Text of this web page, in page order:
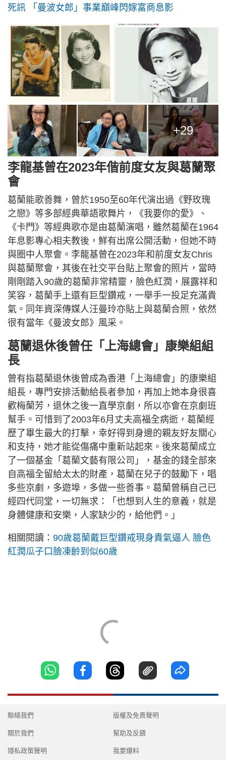
死訊 「曼波女郎」事業巔峰閃嫁富商息影
+29
李龍基曾在2023年偕前度女友與葛蘭聚
會
葛蘭能歌善舞，曾於1950至60年代演出過《野玫瑰
之戀》等多部經典華語歌舞片，《我要你的愛》、
《卡門》等經典歌亦是由葛蘭演唱，雖然葛蘭在1964
年息影專心相夫教後，鮮有出席公開活動，但她不時
與圈中人聚會。李龍基曾在2023年和前度女友Chris
與葛蘭聚會，其後在社交平台貼上聚會的照片，當時
剛剛踏入90歲的葛蘭非常精靈，臉色紅潤，展露祥和
笑容，葛蘭手上還有巨型鑽戒，一舉手一投足充滿貴
氣。同年資深傳媒人汪曼玲亦貼上與葛蘭合照，依然
很有當年《曼波女郎》風采。
葛蘭退休後曾任「上海總會」康樂組組
長
曾有指葛蘭退休後曾成為香港「上海總會」的康樂組
組長，專門安排活動給長者參加，再加上她本身很喜
歡梅蘭芳，退休之後一直學京劇，所以亦會在京劇班
幫手。可惜到了2003年6月丈夫高福全病逝，葛蘭經
歷了畢生最大的打擊，幸好得到身邊的親友好友關心
和支持，她才能從傷痛中重新站起來。後來葛蘭成立
了一個基金「葛蘭文藝有限公司」，基金的錢全部來
自高福全留給太太的財產，葛蘭在兒子的鼓勵下，唱
多些京劇，多遊埠，多做一些善事。葛蘭曾稱自己已
經四代同堂，一切無求：「也想到人生的意義，就是
身體健康和安樂，人家缺少的，給他們。」
相關閱讀： 90歲葛蘭戴巨型鑽戒現身貴氣逼人 臉色
紅潤瓜子口臉凍齡到似60歲
聯絡我們
關於我們
隱私政策聲明
版權及免責聲明
幫助及反饋
我要爆料